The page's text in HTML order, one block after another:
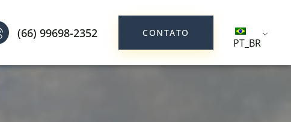
(66) 99698-2352 CONTATO
PT_BR